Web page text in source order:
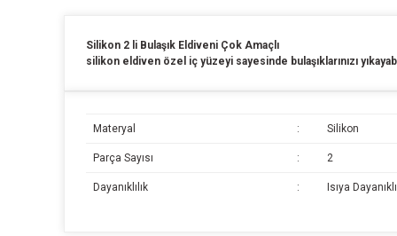
Silikon 2 li Bulaşık Eldiveni Çok Amaçlı
silikon eldiven özel iç yüzeyi sayesinde bulaşıklarınızı
Materyal : Silikon
Parça Sayısı : 2
Dayanıklılık : Isıya Dayanıklı